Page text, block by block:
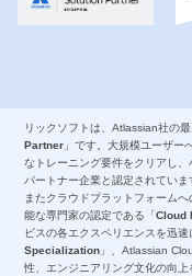
リックソフトは、Atlassian社の
Partner 」です。大規模ユーザー
なトレーニング要件をクリアし
パートナー企業と認定されていま
またクラウドプラットフォーム
能な専門家の認定である「Cloud
ビスの各エクスペリエンスを迅
Specialization 」、Atlassian
性、エンジニアリング文化の向